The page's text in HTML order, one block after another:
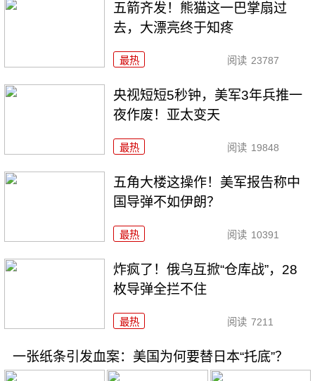
五箭齐发！熊猫这一巴掌扇过
去，大漂亮终于知疼
最热 阅读 23787
央视短短5秒钟，美军3年兵推一
夜作废！亚太变天
最热 阅读 19848
五角大楼这操作！美军报告称中
国导弹不如伊朗？
最热 阅读 10391
炸疯了！俄乌互掀“仓库战”，28
枚导弹全拦不住
最热 阅读 7211
一张纸条引发血案：美国为何要替日本“托底”？